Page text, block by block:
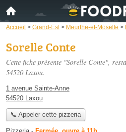
Accueil > Grand-Est > Meurthe-et-Moselle >
Sorelle Conte
Cette fiche présente "Sorelle Conte",
54520 Laxou.
1 avenue Sainte-Anne
54520 Laxou
📞 Appeler cette pizzeria